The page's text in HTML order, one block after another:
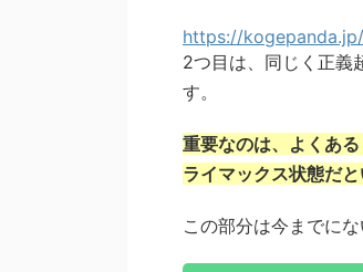
https://
2つ目は、同じく正義
す。
重要なのは、よくあ
ライマックス状態だと
この部分は今までに